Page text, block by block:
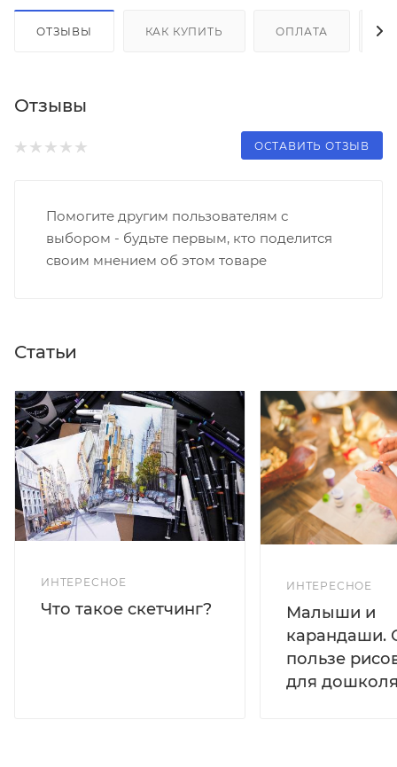
ОТЗЫВЫ КАК КУПИТЬ ОПЛАТА
Отзывы
ОСТАВИТЬ ОТЗЫВ
Помогите другим пользователям с
выбором - будьте первым, кто поделится
своим мнением об этом товаре
Статьи
ИНТЕРЕСНОЕ
Что такое скетчинг?
ИНТЕРЕСНОЕ
Малыши и
карандаши.
пользе
для